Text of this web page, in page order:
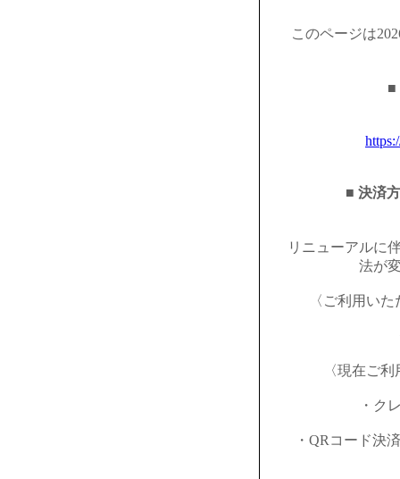
このページは
■
■ 決済
リニューアルに
法が
〈ご利用い
〈現在ご
・ク
・QRコード決